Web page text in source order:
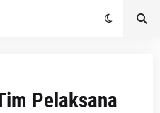
Pelaksana